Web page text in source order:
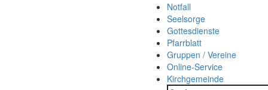
Notfall
Seelsorge
Gottesdienste
Pfarrblatt
Gruppen / Vereine
Online-Service
Kirchgemeinde